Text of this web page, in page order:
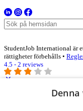
StudentJob International är
rättigheter förbehålls •
4.5 - 2 reviews
Logga in som